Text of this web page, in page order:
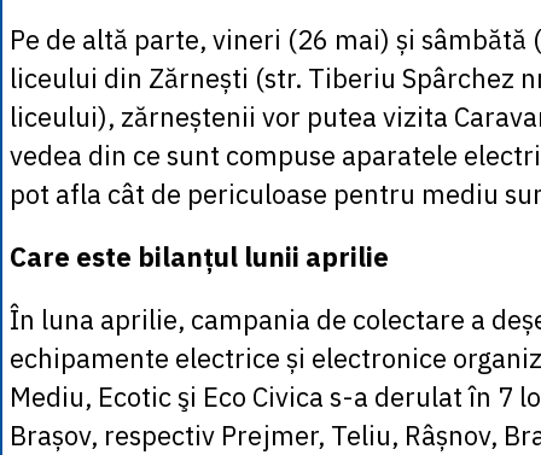
Pe de altă parte, vineri (26 mai) și sâmbătă
liceului din Zărnești (str. Tiberiu Spârchez
liceului), zărneștenii vor putea vizita
vedea din ce sunt compuse aparatele
pot afla cât de periculoase pentru mediu
Care este bilanțul lunii aprilie
În luna aprilie, campania de colectare a
echipamente electrice și electronice
Mediu, Ecotic şi Eco Civica s-a derulat în 7
Brașov, respectiv Prejmer, Teliu, Râșnov,